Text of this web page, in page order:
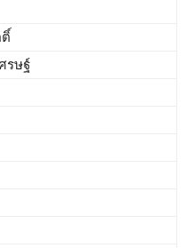
รษฐ์